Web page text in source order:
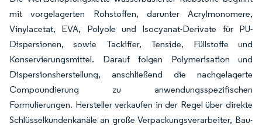
mit vorgelagerten Rohstoffen, darunter Acrylmonomere,
Vinylacetat, EVA, Polyole und Isocyanat-Derivate für PU-
Dispersionen, sowie Tackifier, Tenside, Füllstoffe und
Konservierungsmittel. Darauf folgen Polymerisation und
Dispersionsherstellung, anschließend die nachgelagerte
Compoundierung zu anwendungsspezifischen
Formulierungen. Hersteller verkaufen in der Regel über direkte
Schlüsselkundenkanäle an große Verpackungsverarbeiter, Bau-